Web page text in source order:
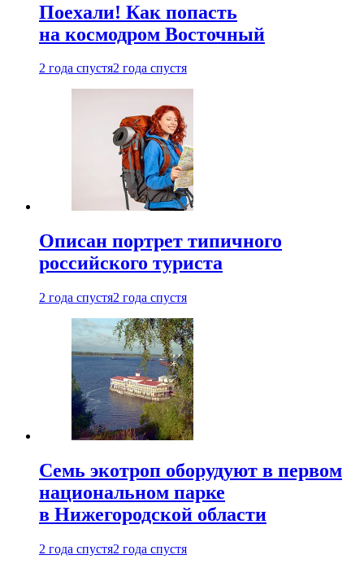
Поехали! Как попасть
на космодром Восточный
2 года спустя2 года спустя
Описан портрет типичного
российского туриста
2 года спустя2 года спустя
Семь экотроп оборудуют в первом
национальном парке
в Нижегородской области
2 года спустя2 года спустя